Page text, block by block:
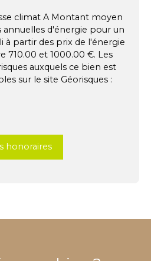
climat A Montant moyen
annuelles d'énergie pour un
à partir des prix de l'énergie
710.00 et 1000.00 €. Les
auxquels ce bien est
sur le site Géorisques :
honoraires